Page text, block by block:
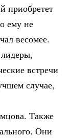
приобретет
ему не
весомее.
встречи
случае,
Также
Они